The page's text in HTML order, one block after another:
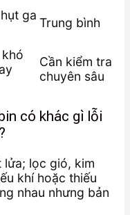
ga
Trung bình
Cần kiểm tra
chuyên sâu
có khác gì lỗi
lửa; lọc gió, kim
khí hoặc thiếu
nhau nhưng bản